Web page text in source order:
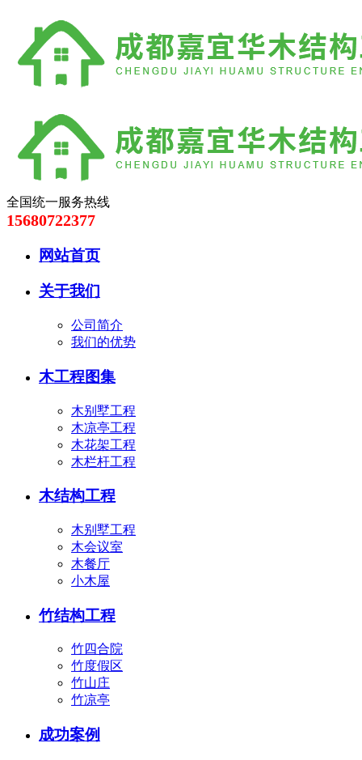
全国统一服务热线
15680722377
网站首页
关于我们
公司简介
我们的优势
木工程图集
木别墅工程
木凉亭工程
木花架工程
木栏杆工程
木结构工程
木别墅工程
木会议室
木餐厅
小木屋
竹结构工程
竹四合院
竹度假区
竹山庄
竹凉亭
成功案例